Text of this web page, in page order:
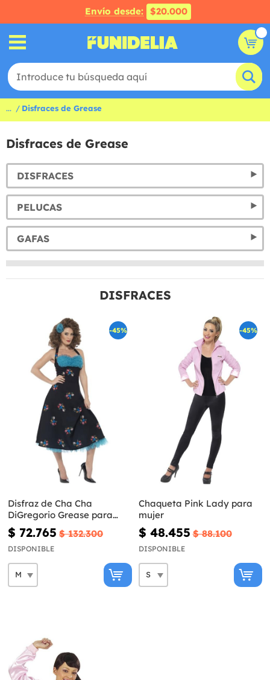
Envío desde: $20.000
... Disfraces de Grease
Disfraces de Grease
DISFRACES
PELUCAS
GAFAS
DISFRACES
-45%
Disfraz de Cha Cha
DiGregorio Grease para
mujer
$ 72.765 $ 132.300
DISPONIBLE
-45%
Chaqueta Pink Lady para
mujer
$ 48.455 $ 88.100
DISPONIBLE